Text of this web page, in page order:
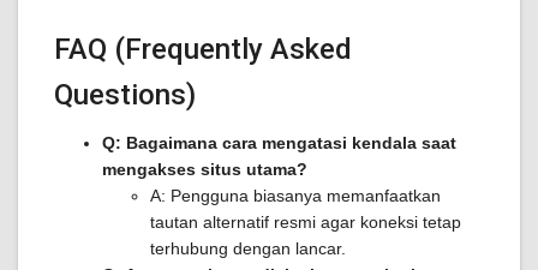
FAQ (Frequently Asked
Questions)
Q: Bagaimana cara mengatasi kendala saat
mengakses situs utama?
A: Pengguna biasanya memanfaatkan
tautan alternatif resmi agar koneksi tetap
terhubung dengan lancar.